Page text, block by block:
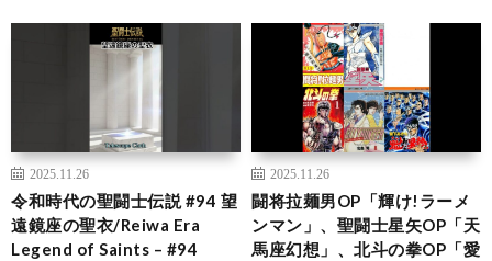
2025.11.26
令和時代の聖闘士伝説 #94 望
遠鏡座の聖衣/Reiwa Era
Legend of Saints – #94
2025.11.26
闘将拉麺男OP「輝け!ラーメ
ンマン」、聖闘士星矢OP「天
馬座幻想」、北斗の拳OP「愛